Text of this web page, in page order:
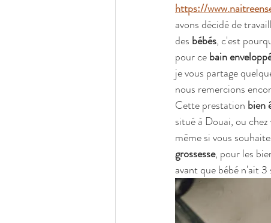
https://
avons décidé de
des bébés, c'est
pour ce bain
je vous partage
nous remercions
Cette prestation bien
situé à Douai, ou
même si vous
grossesse, pour les
avant que bébé n'ait 3